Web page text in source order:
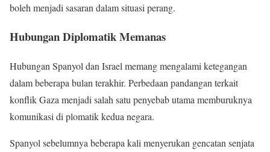
boleh menjadi sasaran dalam situasi perang.
Hubungan Diplomatik Memanas
Hubungan Spanyol dan Israel memang mengalami ketegangan
dalam beberapa bulan terakhir. Perbedaan pandangan terkait
konflik Gaza menjadi salah satu penyebab utama memburuknya
komunikasi di plomatik kedua negara.
Spanyol sebelumnya beberapa kali menyerukan gencatan senjata